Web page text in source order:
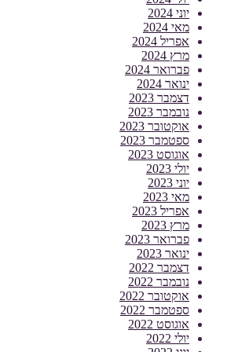
יוני 2024
מאי 2024
אפריל 2024
מרץ 2024
פברואר 2024
ינואר 2024
דצמבר 2023
נובמבר 2023
אוקטובר 2023
ספטמבר 2023
אוגוסט 2023
יולי 2023
יוני 2023
מאי 2023
אפריל 2023
מרץ 2023
פברואר 2023
ינואר 2023
דצמבר 2022
נובמבר 2022
אוקטובר 2022
ספטמבר 2022
אוגוסט 2022
יולי 2022